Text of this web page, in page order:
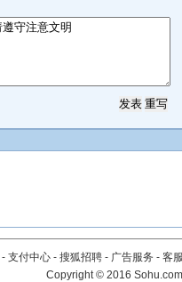
- 支付中心 - 搜狐招聘 - 广告服务 - 客
Copyright©2016